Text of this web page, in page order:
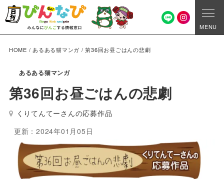
MENU
HOME / あるある猫マンガ /第36回お昼ごはんの悲劇
あるある猫マンガ
第36回お昼ごはんの悲劇
くりてんてーさんの応募作品
更新：2024年01月05日